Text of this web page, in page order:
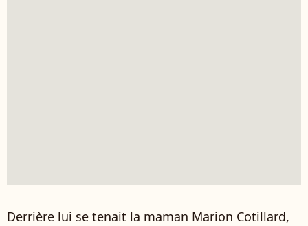
Derrière lui se tenait la maman Marion Cotillard,